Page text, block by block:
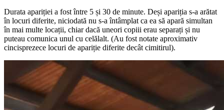
Durata apariției a fost între 5 și 30 de minute. Deși apariția s-a arătat
în locuri diferite, niciodată nu s-a întâmplat ca ea să apară simultan
în mai multe locații, chiar dacă uneori copiii erau separați și nu
puteau comunica unul cu celălalt. (Au fost notate aproximativ
cincisprezece locuri de apariție diferite decât cimitirul).